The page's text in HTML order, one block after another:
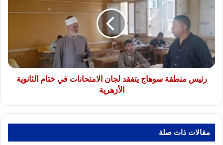
لجان
الامتحانات
في
ختام
الثانوية
الأزهرية
رئيس منطقة سوهاج يتفقد لجان الامتحانات في ختام الثانوية
الأزهرية
مقالات ذات صلة